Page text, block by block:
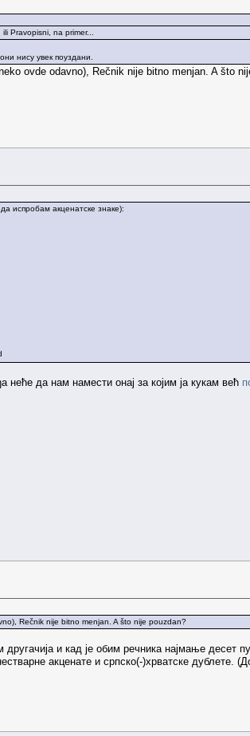
Pravopisni, na primer...
нису увек поуздани.
ovde odavno), Rečnik nije bitno menjan. A što
испробам акценатске знаке):
да нам намести онај за којим ја кукам већ
Rečnik nije bitno menjan. A što nije pouzdan?
и кад је обим речника најмање десет
акценате и српско(-)хрватске дублете.